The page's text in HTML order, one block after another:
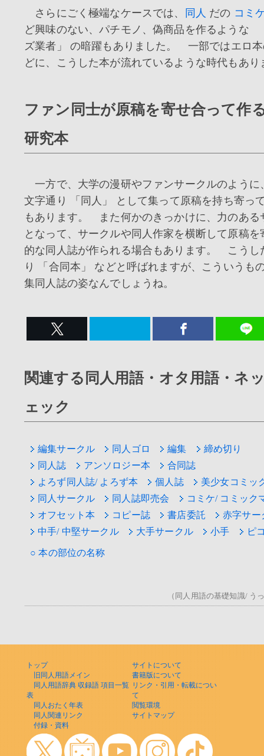
さらにごく極端なケースでは、 同人 だの コミ
ど興味のない、パチモノ、偽商品を作るような
ズ業者」 の暗躍もありました。 一部ではエロ
どに、こうした本が流れているような時代もあり
ファン同士が原稿を寄せ合って作
研究本
一方で、大学の漫研やファンサークルのように
文字通り 「同人」 として集って原稿を持ち寄っ
もあります。 また何かのきっかけに、力のある
となって、サークルや同人作家を横断して原稿を
的な同人誌が作られる場合もあります。 こうし
り 「合同本」 などと呼ばれますが、こういうも
集同人誌の姿なんでしょうね。
関連する同人用語・オタ用語・ネ
ェック
編集サークル 同人ゴロ 編集
締め切り
同人誌
アンソロジー本
合同誌
よろず同人誌/ よろず本
個人誌
美少女コミッ
同人サークル
同人誌即売会
コミケ/ コミック
オフセット本
コピー誌 書店委託
赤字サー
中手/ 中堅サークル
大手サークル 小手 ピ
○ 本の部位の名称
（同人用語の基礎知識/ う
トップ
旧同人用語メイン
同人用語辞典 収録語 項目一覧
表
同人おたく年表
同人関連リンク
付録・資料
サイトについて
書籍版について
リンク・引用・転載につい
て
閲覧環境
サイトマップ